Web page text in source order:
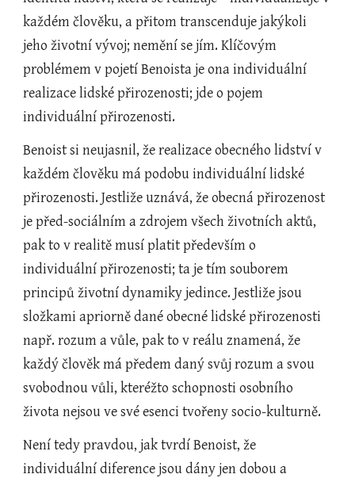
každém člověku, a přitom transcenduje jakýkoli
jeho životní vývoj; nemění se jím. Klíčovým
problémem v pojetí Benoista je ona individuální
realizace lidské přirozenosti; jde o pojem
individuální přirozenosti.
Benoist si neujasnil, že realizace obecného lidství v
každém člověku má podobu individuální lidské
přirozenosti. Jestliže uznává, že obecná přirozenost
je před-sociálním a zdrojem všech životních aktů,
pak to v realitě musí platit především o
individuální přirozenosti; ta je tím souborem
principů životní dynamiky jedince. Jestliže jsou
složkami apriorně dané obecné lidské přirozenosti
např. rozum a vůle, pak to v reálu znamená, že
každý člověk má předem daný svůj rozum a svou
svobodnou vůli, kteréžto schopnosti osobního
života nejsou ve své esenci tvořeny socio-kulturně.
Není tedy pravdou, jak tvrdí Benoist, že
individuální diference jsou dány jen dobou a